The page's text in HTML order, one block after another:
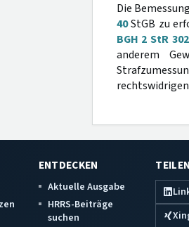
Die
40StGB zu
BGH 2 StR
anderem
ENTDECKEN
Aktuelle Ausgabe
HRRS-Beiträge
suchen
TEILEN